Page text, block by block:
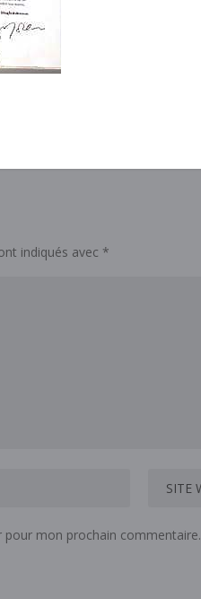
indiqués avec *
mon prochain commentaire.